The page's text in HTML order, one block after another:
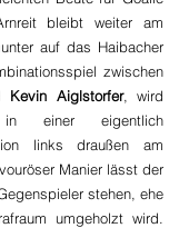
bleibt weiter am
auf das Haibacher
zwischen
Kevin Aiglstorfer
einer eigentlich
links draußen am
Manier lässt der
stehen, ehe
umgeholzt wird.